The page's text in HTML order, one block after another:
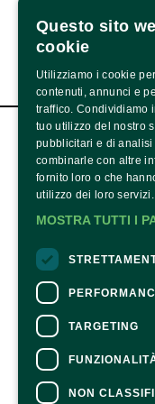
Instagram
Contatti
CONTATTI
Per informazioni e
Per informazioni
Dichiarazione di
Questo sito
cookie
Utilizziamo i cookie
contenuti, annunci e
traffico. Condividiamo
tuo utilizzo del nostro
pubblicitari e di
combinarle con altre
fornito loro o che
utilizzo dei loro servizi.
MOSTRA TUTTI I
TARGETING
NON